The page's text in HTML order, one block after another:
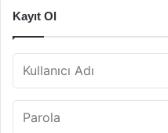
Kayıt Ol